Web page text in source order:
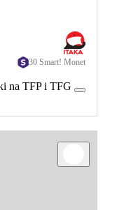
30 Smart! Monet
na TFP i TFG